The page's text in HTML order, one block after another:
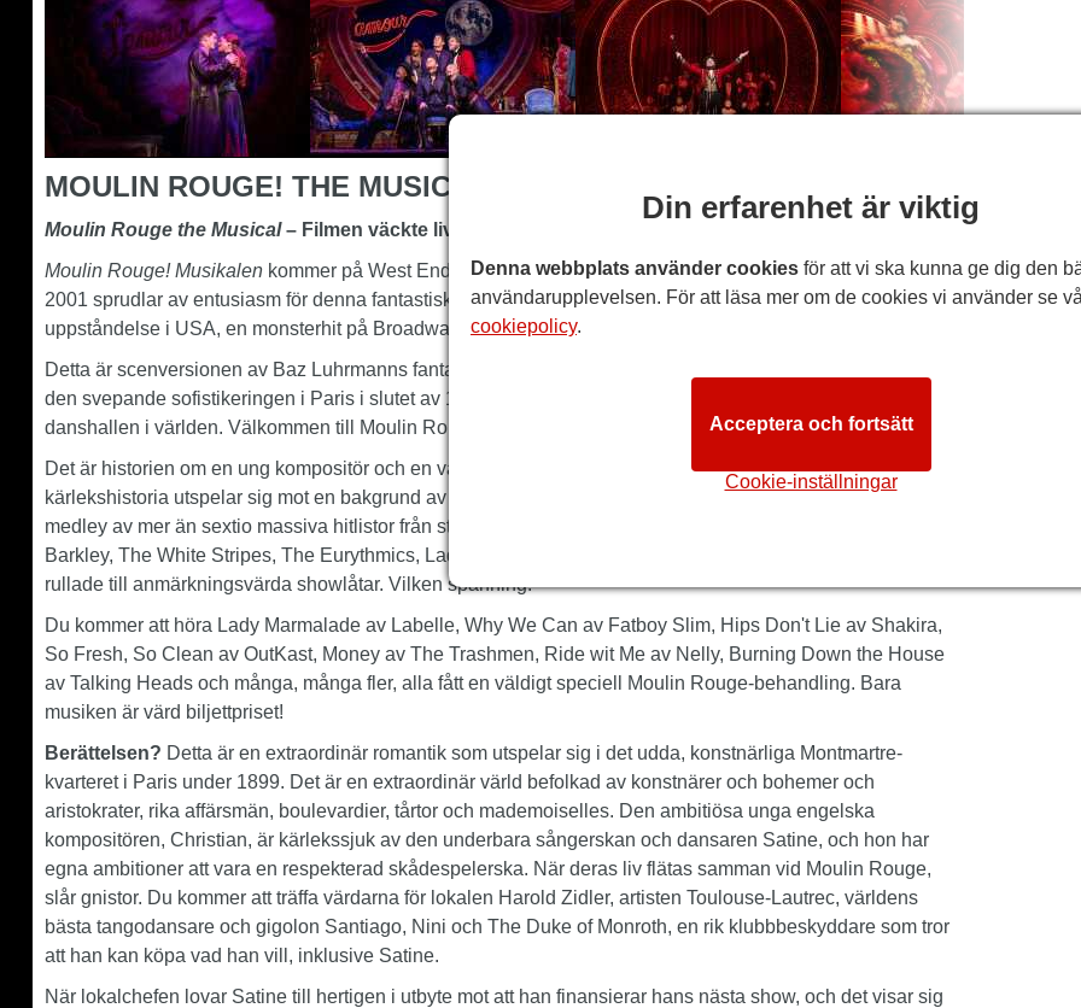
MOULIN ROUGE! THE MUSICAL BESKRIVNING
Moulin Rouge the Musical– Filmen väckte liv
Moulin Rouge! Musikalenkommer på West Ends magnifika Piccadilly-teater. Alla som älskade filmen från
2001 sprudlar av entusiasm för denna fantastiska musikalversion, en jukeboxglädje som har skapat
uppståndelse i USA, en monsterhit på Broadway och massor av spänd förväntan här i Storbritannien.
Detta är scenversionen av Baz Luhrmanns fantastiska Oscar-vinnande musikalfilm. Den ger fantastiskt liv till
den svepande sofistikeringen i Paris i slutet av 1800-talet och introducerar oss till den mest berömda
danshallen i världen. Välkommen till Moulin Rouge.
Det är historien om en ung kompositör och en vacker chanteuse och Can-Can-dansare, vars oroliga
kärlekshistoria utspelar sig mot en bakgrund av ren parisisk extravagans. Den innehåller ett imponerande
medley av mer än sextio massiva hitlistor från stjärnor som Edith Piaf, Whitney Houston, Sting, Gnarles
Barkley, The White Stripes, The Eurythmics, Lady Gaga, OutKast, Lorde, Sia, Beyoncé, Pink och mer, alla
rullade till anmärkningsvärda showlåtar. Vilken spänning!
Du kommer att höra Lady Marmalade av Labelle, Why We Can av Fatboy Slim, Hips Don't Lie av Shakira,
So Fresh, So Clean av OutKast, Money av The Trashmen, Ride wit Me av Nelly, Burning Down the House
av Talking Heads och många, många fler, alla fått en väldigt speciell Moulin Rouge-behandling. Bara
musiken är värd biljettpriset!
Berättelsen? Detta är en extraordinär romantik som utspelar sig i det udda, konstnärliga Montmartre-
kvarteret i Paris under 1899. Det är en extraordinär värld befolkad av konstnärer och bohemer och
aristokrater, rika affärsmän, boulevardier, tårtor och mademoiselles. Den ambitiösa unga engelska
kompositören, Christian, är kärlekssjuk av den underbara sångerskan och dansaren Satine, och hon har
egna ambitioner att vara en respekterad skådespelerska. När deras liv flätas samman vid Moulin Rouge,
slår gnistor. Du kommer att träffa värdarna för lokalen Harold Zidler, artisten Toulouse-Lautrec, världens
bästa tangodansare och gigolon Santiago, Nini och The Duke of Monroth, en rik klubbbeskyddare som tror
att han kan köpa vad han vill, inklusive Satine.
När lokalchefen lovar Satine till hertigen i utbyte mot att han finansierar hans nästa show, och det visar sig
Din erfarenhet är viktig
Denna webbplats använder cookies för att vi ska kunna ge dig den
användarupplevelsen. För att läsa mer om de cookies vi använder se
cookiepolicy.
Cookie-inställningar
Acceptera och fortsätt